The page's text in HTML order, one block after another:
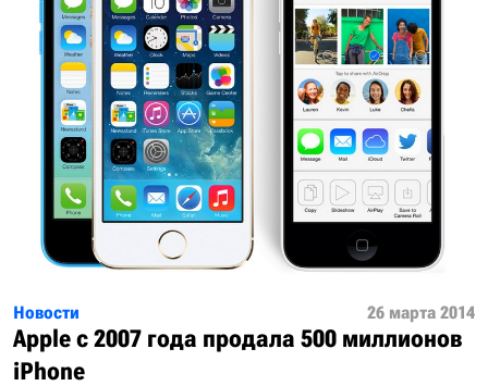
Новости 26 марта 2014
Apple с 2007 года продала 500 миллионов
iPhone